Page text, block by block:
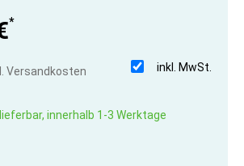
*
inkl. MwSt.
Versandkosten
innerhalb 1-3 Werktage